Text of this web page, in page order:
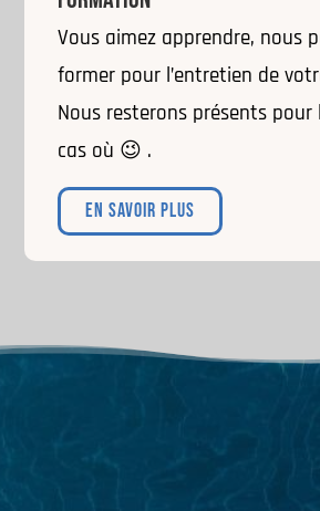
Vous aimez apprendre, nous
former pour l’entretien de
Nous resterons présents pour
cas où 😉 .
EN SAVOIR PLUS